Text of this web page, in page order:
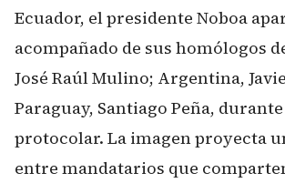
Ecuador, el presidente Noboa
acompañado de sus homólogos
José Raúl Mulino; Argentina,
Paraguay, Santiago Peña,
protocolar. La imagen proyecta
entre mandatarios que